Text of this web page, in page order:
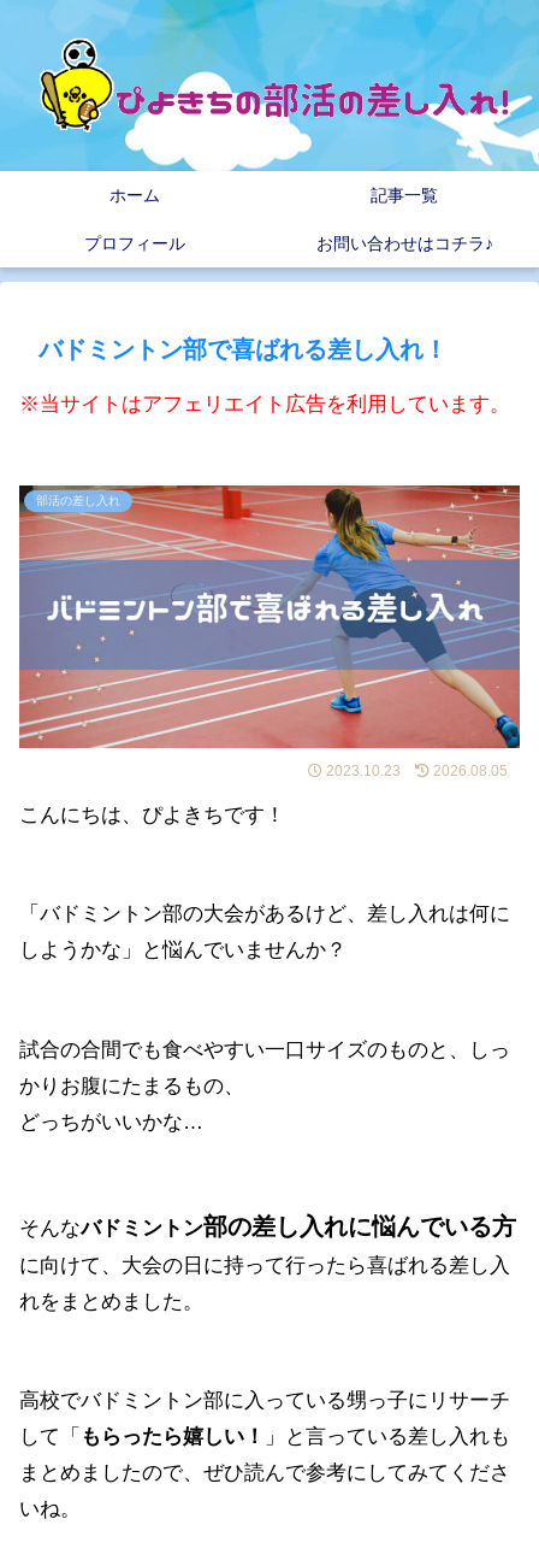
ホーム 記事一覧
プロフィール お問い合わせはコチラ♪
バドミントン部で喜ばれる差し入れ！
※当サイトはアフェリエイト広告を利用しています。
部活の差し入れ
2023.10.23 2026.08.05
こんにちは、ぴよきちです！
「バドミントン部の大会があるけど、差し入れは何に
しようかな」と悩んでいませんか？
試合の合間でも食べやすい一口サイズのものと、しっ
かりお腹にたまるもの、
どっちがいいかな…
そんなバドミントン部の差し入れに悩んでいる方
に向けて、大会の日に持って行ったら喜ばれる差し入
れをまとめました。
高校でバドミントン部に入っている甥っ子にリサーチ
して「 もらったら嬉しい！
」と言っている差し入れも
まとめましたので、ぜひ読んで参考にしてみてくださ
いね。